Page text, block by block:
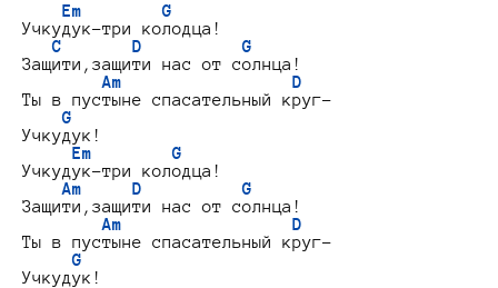
Em        G
Учкудук-три колодца!
C       D          G
Защити,защити нас от солнца!
Am                 D
Ты в пустыне спасательный круг-
G
Учкудук!
Em        G
Учкудук-три колодца!
Am     D          G
Защити,защити нас от солнца!
Am                 D
Ты в пустыне спасательный круг-
G
Учкудук!